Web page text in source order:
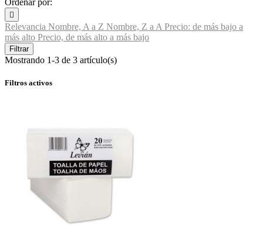

Relevancia Nombre, A a Z Nombre, Z a A Precio: de más bajo a
más alto Precio, de más alto a más bajo
Filtrar
Mostrando 1-3 de 3 artículo(s)
Filtros activos